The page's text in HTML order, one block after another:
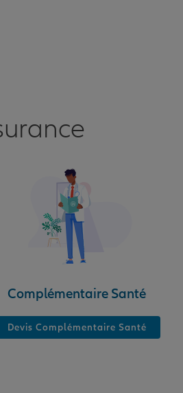
Complémentaire Santé
Devis Complémentaire Santé